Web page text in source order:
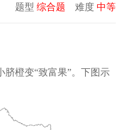
题型 综合题 难度 中等
脐橙变“致富果”。下图示